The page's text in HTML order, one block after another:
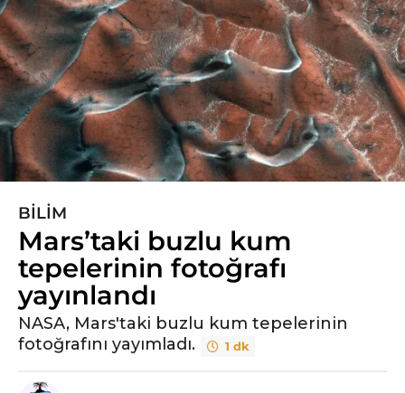
5
y
ı
l
ö
n
c
BILIM
Mars’taki buzlu kum
tepelerinin fotoğrafı
yayınlandı
NASA, Mars'taki buzlu kum tepelerinin
fotoğrafını yayımladı.
1 dk